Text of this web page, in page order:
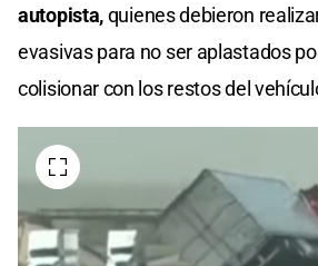
autopista,quienes debieron
evasivas para no ser aplastados
colisionar con los restos del